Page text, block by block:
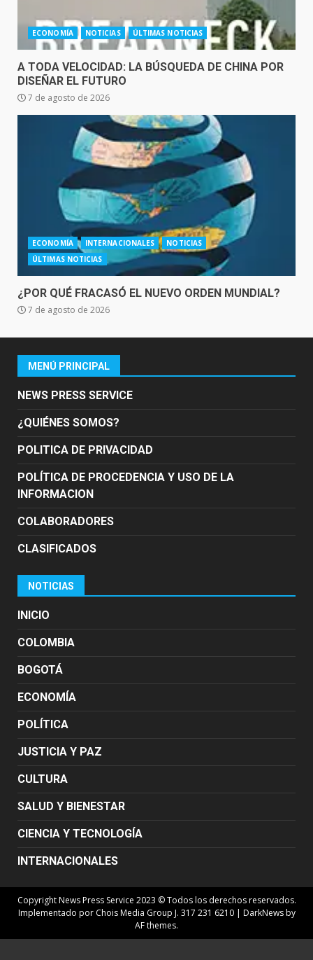
ECONOMÍA NOTICIAS ÚLTIMAS NOTICIAS
A TODA VELOCIDAD: LA BÚSQUEDA DE CHINA POR
DISEÑAR EL FUTURO
7 de agosto de 2026
ECONOMÍA INTERNACIONALES
NOTICIAS
ÚLTIMAS NOTICIAS
¿POR QUÉ FRACASÓ EL NUEVO ORDEN MUNDIAL?
7 de agosto de 2026
MENÚ PRINCIPAL
NEWS PRESS SERVICE
¿QUIÉNES SOMOS?
POLITICA DE PRIVACIDAD
POLÍTICA DE PROCEDENCIA Y USO DE LA
INFORMACION
COLABORADORES
CLASIFICADOS
NOTICIAS
INICIO
COLOMBIA
BOGOTÁ
ECONOMÍA
POLÍTICA
JUSTICIA Y PAZ
CULTURA
SALUD Y BIENESTAR
CIENCIA Y TECNOLOGÍA
INTERNACIONALES
Copyright News Press Service 2023 © Todos los derechos reservados.
Implementado por Chois Media Group J. 317 231 6210 | DarkNewsby
AF themes.